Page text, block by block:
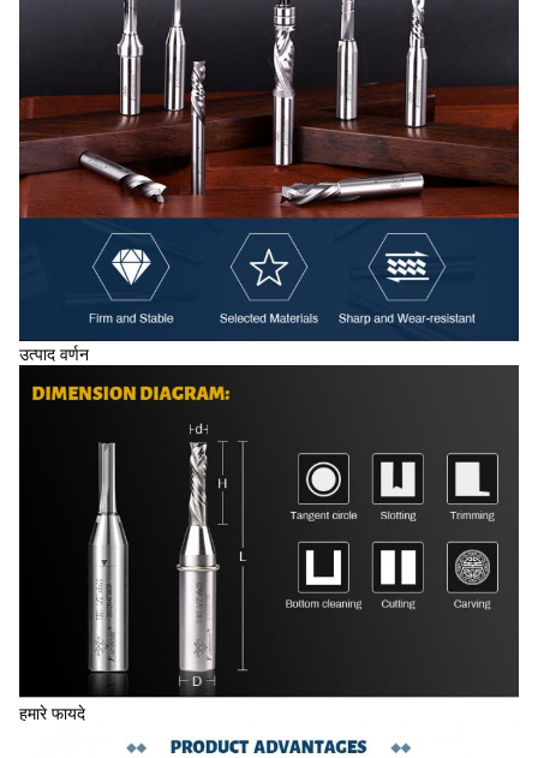
उत्पाद वर्णन
हमारे फायदे